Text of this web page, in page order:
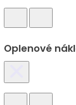
Oplenové